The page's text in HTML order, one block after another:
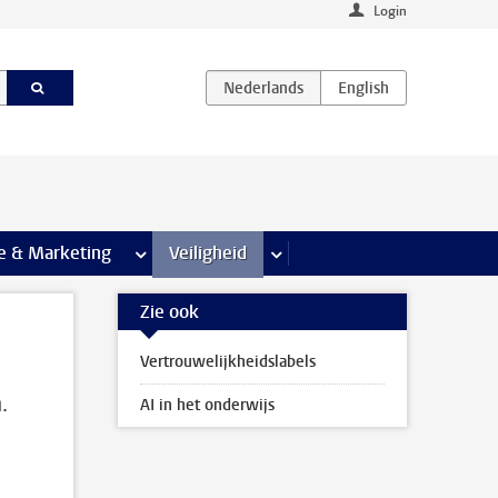
Login
& Marketing meer Communicatie & Marketing pagina’s
Veiligheid meer Veiligheid pagina’s
Zie ook
Vertrouwelijkheidslabels
AI in het onderwijs